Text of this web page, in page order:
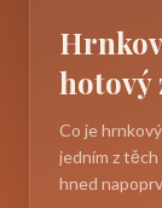
hotový
Co je
jedním z
hned